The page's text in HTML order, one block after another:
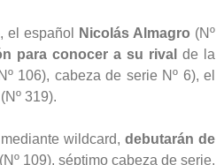
, el español Nicolás Almagro (Nº
para conocer a su rival de la
106), cabeza de serie Nº 6), el
(Nº 319).
wildcard,debutarán de
(Nº 109), séptimo cabeza de serie,